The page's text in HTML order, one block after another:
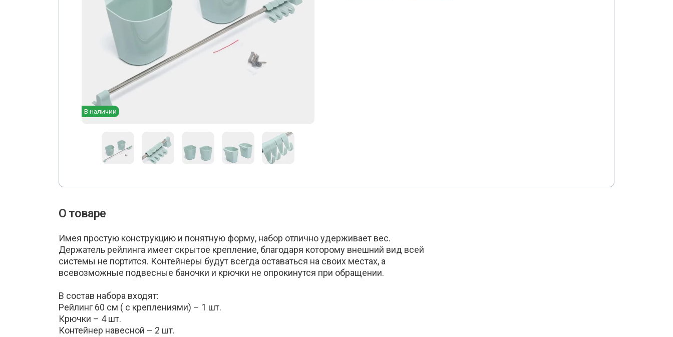
В наличии
О товаре
Имея простую конструкцию и понятную форму, набор отлично удерживает вес.
Держатель рейлинга имеет скрытое крепление, благодаря которому внешний вид всей
системы не портится. Контейнеры будут всегда оставаться на своих местах, а
всевозможные подвесные баночки и крючки не опрокинутся при обращении.
В состав набора входят:
Рейлинг 60 см ( с креплениями) – 1 шт.
Крючки – 4 шт.
Контейнер навесной – 2 шт.